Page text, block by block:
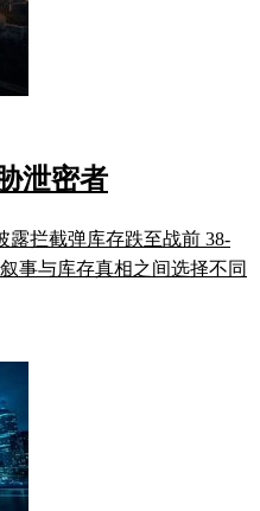
泄密者
露拦截弹库存跌至战前 38-
事与库存真相之间选择不同